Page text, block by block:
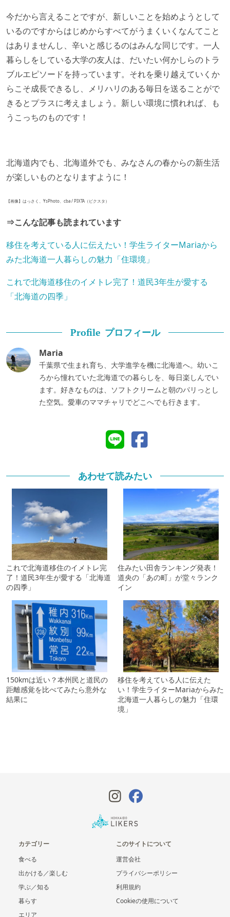
今だから言えることですが、新しいことを始めようとして
いるのですからはじめからすべてがうまくいくなんてこと
はありませんし、辛いと感じるのはみんな同じです。一人
暮らしをしている大学の友人は、だいたい何かしらのトラ
ブルエピソードを持っています。それを乗り越えていくか
らこそ成長できるし、メリハリのある毎日を送ることがで
きるとプラスに考えましょう。新しい環境に慣れれば、も
うこっちのものです！
北海道内でも、北海道外でも、みなさんの春からの新生活
が楽しいものとなりますように！
【画像】はっさく、YsPhoto、cba / PIXTA（ピクスタ）
⇒こんな記事も読まれています
移住を考えている人に伝えたい！学生ライターMariaから
みた北海道一人暮らしの魅力「住環境」
これで北海道移住のイメトレ完了！道民3年生が愛する
「北海道の四季」
Profile プロフィール
Maria
千葉県で生まれ育ち、大学進学を機に北海道へ。幼いこ
ろから憧れていた北海道での暮らしを、毎日楽しんでい
ます。好きなものは、ソフトクリームと朝のパリっとし
た空気。愛車のママチャリでどこへでも行きます。
あわせて読みたい
これで北海道移住のイメトレ完
了！道民3年生が愛する「北海道
の四季」
住みたい田舎ランキング発表！
道央の「あの町」が堂々ランク
イン
150kmは近い？本州民と道民の
距離感覚を比べてみたら意外な
結果に
移住を考えている人に伝えた
い！学生ライターMariaからみた
北海道一人暮らしの魅力「住環
境」
カテゴリー
食べる
出かける／楽しむ
学ぶ／知る
暮らす
エリア
このサイトについて
運営会社
プライバシーポリシー
利用規約
Cookieの使用について